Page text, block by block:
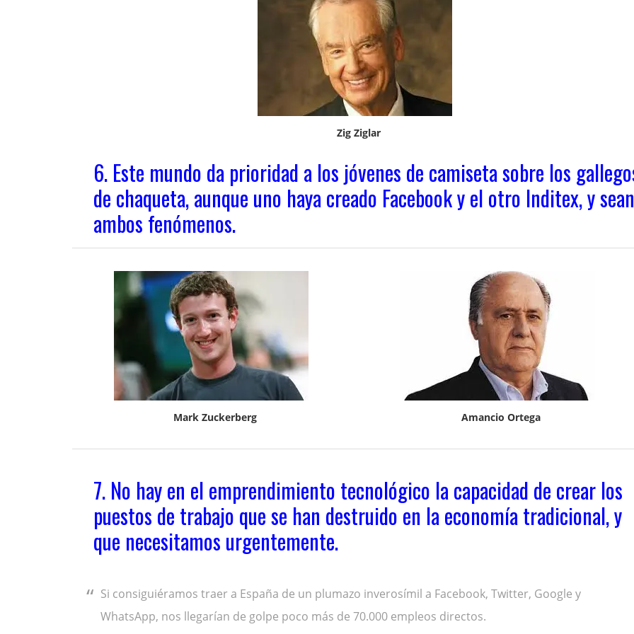
Zig Ziglar
6. Este mundo da prioridad a los jóvenes de camiseta sobre los
de chaqueta, aunque uno haya creado Facebook y el otro Inditex, y sean
ambos fenómenos.
Mark Zuckerberg Amancio Ortega
7. No hay en el emprendimiento tecnológico la capacidad de crear los
puestos de trabajo que se han destruido en la economía tradicional, y
que necesitamos urgentemente.
Si consiguiéramos traer a España de un plumazo inverosímil a Facebook, Twitter, Google y
WhatsApp, nos llegarían de golpe poco más de 70.000 empleos directos.